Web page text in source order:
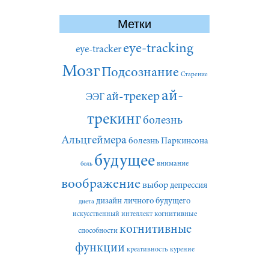
Метки
eye-tracker eye-tracking
МозгПодсознание Старение
ЭЭГай-трекерай-
трекингболезнь
Альцгеймера болезнь Паркинсона
боль будущее внимание
воображение выбор депрессия
диета дизайн личного будущего
искусственный интеллект когнитивные
способности когнитивные
функции креативность курение